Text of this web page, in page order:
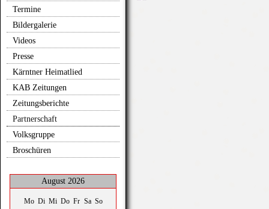
Termine
Bildergalerie
Videos
Presse
Kärntner Heimatlied
KAB Zeitungen
Zeitungsberichte
Partnerschaft
Volksgruppe
Broschüren
August 2026
Mo Di Mi Do Fr Sa So